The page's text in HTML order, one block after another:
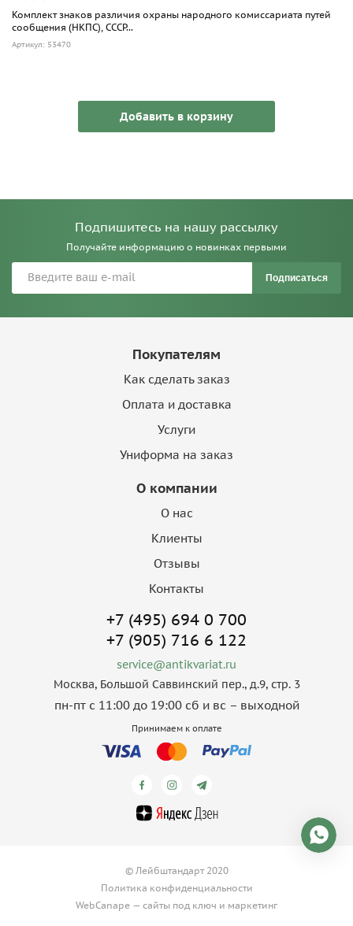
Комплект знаков различия охраны народного комиссариата путей
сообщения (НКПС), СССР...
Артикул: 53470
Добавить в корзину
Подпишитесь на нашу рассылку
Получайте информацию о новинках первыми
Подписаться
Покупателям
Как сделать заказ
Оплата и доставка
Услуги
Униформа на заказ
О компании
О нас
Клиенты
Отзывы
Контакты
+7 (495) 694 0 700
+7 (905) 716 6 122
service@antikvariat.ru
Москва, Большой Саввинский пер., д.9, стр. 3
пн-пт с 11:00 до 19:00 сб и вс – выходной
Принимаем к оплате
© Лейбштандарт 2020
Политика конфиденциальности
WebCanape — сайты под ключ и маркетинг